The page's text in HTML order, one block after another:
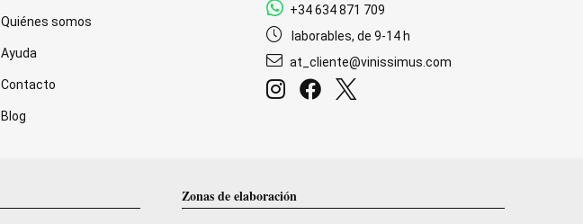
Quiénes somos
Ayuda
Contacto
Blog
+34 634 871 709
laborables, de 9-14 h
at_cliente@vinissimus.com
Zonas de elaboración